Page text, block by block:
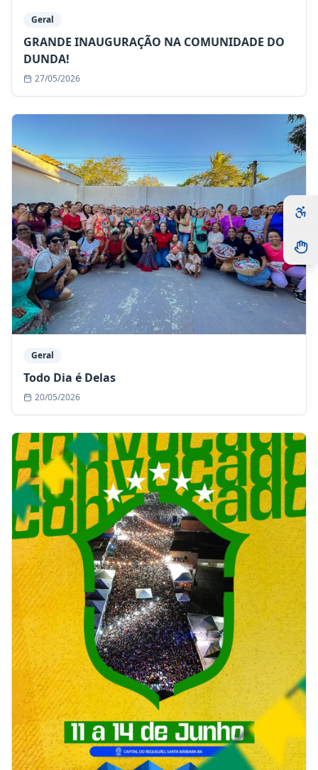
Geral
GRANDE INAUGURAÇÃO NA COMUNIDADE DO
DUNDA!
27/05/2026
Geral
Todo Dia é Delas
20/05/2026